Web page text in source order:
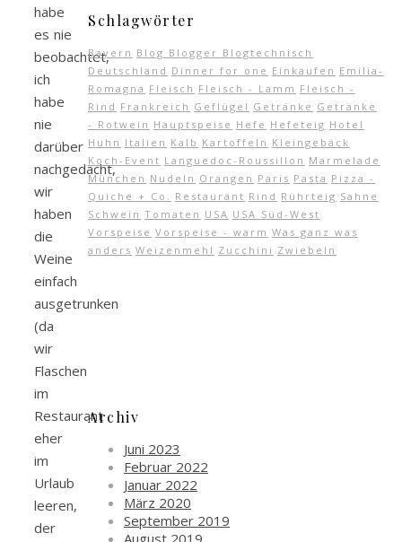
habe
es nie
beobachtet,
ich
habe
nie
darüber
nachgedacht,
wir
haben
die
Weine
einfach
ausgetrunken
(da
wir
Flaschen
im
Restaurant
eher
im
Urlaub
leeren,
der
Schlagwörter
Bayern Blog Blogger Blogtechnisch
Deutschland Dinner for one Einkaufen Emilia-
Romagna Fleisch Fleisch - Lamm Fleisch -
Rind Frankreich Geflügel Getränke Getränke
- Rotwein Hauptspeise Hefe Hefeteig Hotel
Huhn Italien Kalb Kartoffeln Kleingebäck
Koch-Event Languedoc-Roussillon Marmelade
München Nudeln Orangen Paris Pasta Pizza -
Quiche + Co.
Restaurant Rind Rührteig Sahne
Schwein Tomaten USA USA Süd-West
Vorspeise Vorspeise - warm Was ganz was
anders Weizenmehl Zucchini Zwiebeln
Archiv
Juni 2023
Februar 2022
Januar 2022
März 2020
September 2019
August 2019